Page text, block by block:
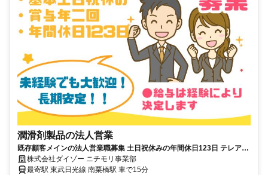
潤滑剤製品の法人営業
既存顧客メインの法人営業職募集 土日祝休みの年間休日123日 テレアポ
や飛び込みは一切ありません
株式会社ダイゾー ニチモリ事業部
最寄駅 東武日光線 南栗橋駅 車で15分